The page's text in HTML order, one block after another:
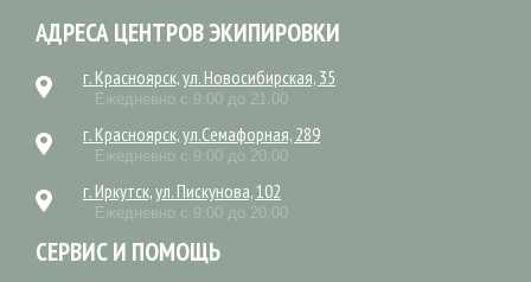
АДРЕСА ЦЕНТРОВ ЭКИПИРОВКИ
г. Красноярск, ул. Новосибирская, 35
Ежедневно с 9.00 до 21.00
г. Красноярск, ул.Семафорная, 289
Ежедневно с 9.00 до 20.00
г. Иркутск, ул. Пискунова, 102
Ежедневно с 9.00 до 20.00
СЕРВИС И ПОМОЩЬ